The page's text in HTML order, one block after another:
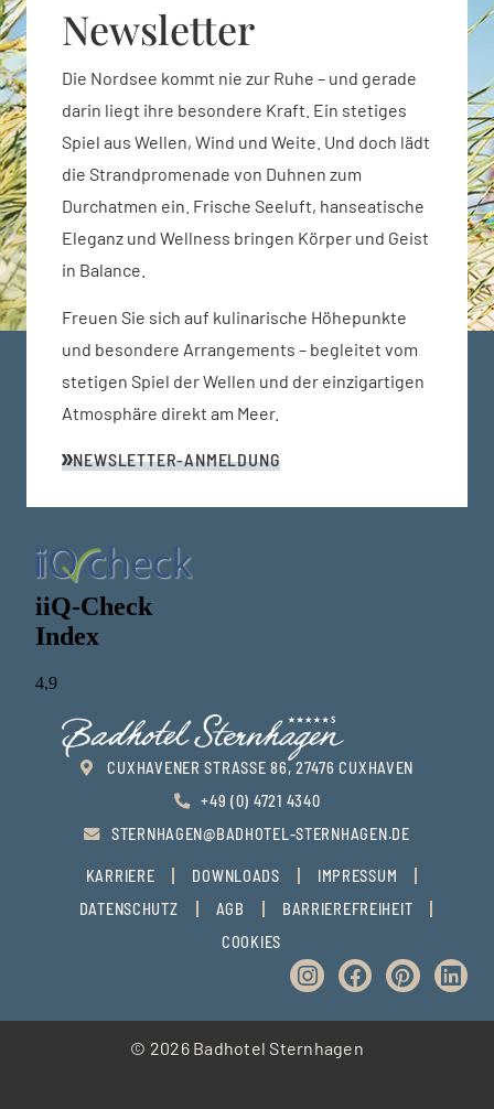
Newsletter
Die Nordsee kommt nie zur Ruhe – und gerade
darin liegt ihre besondere Kraft. Ein stetiges
Spiel aus Wellen, Wind und Weite. Und doch lädt
die Strandpromenade von Duhnen zum
Durchatmen ein. Frische Seeluft, hanseatische
Eleganz und Wellness bringen Körper und Geist
in Balance.
Freuen Sie sich auf kulinarische Höhepunkte
und besondere Arrangements – begleitet vom
stetigen Spiel der Wellen und der einzigartigen
Atmosphäre direkt am Meer.
NEWSLETTER-ANMELDUNG
CUXHAVENER STRASSE 86, 27476 CUXHAVEN
+49 (0) 4721 4340
STERNHAGEN@BADHOTEL-STERNHAGEN.DE
KARRIERE DOWNLOADS
IMPRESSUM
DATENSCHUTZ
AGB
BARRIEREFREIHEIT
COOKIES
© 2026 Badhotel Sternhagen